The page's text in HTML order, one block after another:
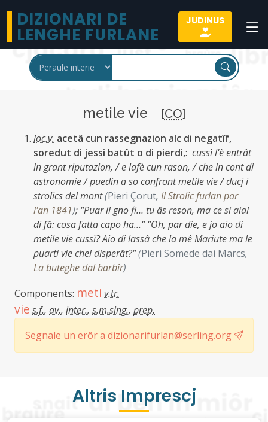
DIZIONARI DE
LENGHE FURLANE
JUDINUS
metile vie [CO]
loc.v. acetâ cun rassegnazion alc di negatîf,
soredut di jessi batût o di pierdi,: cussì l'è entrât
in grant riputazion, / e lafè cun rason, / che in cont di
astronomie / puedin a so confront metile vie / ducj i
strolics del mont(Pieri Çorut, Il Strolic furlan par
l'an 1841); "Puar il gno fi… tu âs reson, ma ce si aial
di fâ: cosa fatta capo ha…" "Oh, par die, e jo aio di
metile vie cussì? Aio di lassâ che la mê Mariute ma le
puarti vie chel disperât?"(Pieri Somede dai Marcs,
La buteghe dal barbîr)
Components: meti v.tr.
vie s.f., av., inter., s.m.sing., prep.
Segnale un erôr a dizionarifurlan@serling.org
Altris Imprescj